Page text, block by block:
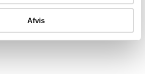
Afvis